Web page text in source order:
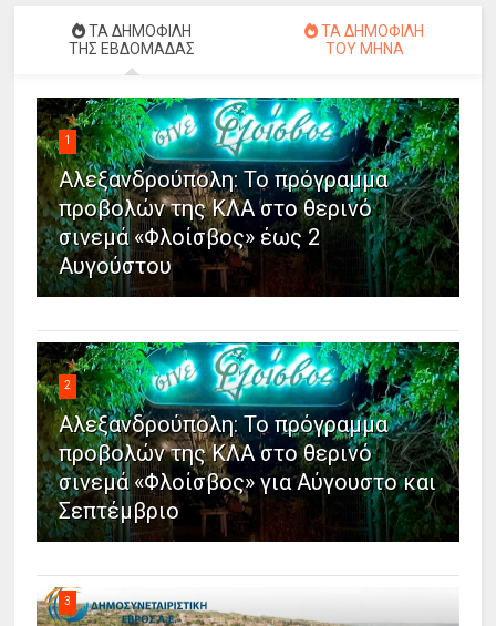
ΤΑ ΔΗΜΟΦΙΛΗ
ΤΗΣ ΕΒΔΟΜΑΔΑΣ
ΤΑ ΔΗΜΟΦΙΛΗ
ΤΟΥ ΜΗΝΑ
1
Αλεξανδρούπολη: Το πρόγραμμα
προβολών της ΚΛΑ στο θερινό
σινεμά «Φλοίσβος» έως 2
Αυγούστου
2
Αλεξανδρούπολη: Το πρόγραμμα
προβολών της ΚΛΑ στο θερινό
σινεμά «Φλοίσβος» για Αύγουστο και
Σεπτέμβριο
3